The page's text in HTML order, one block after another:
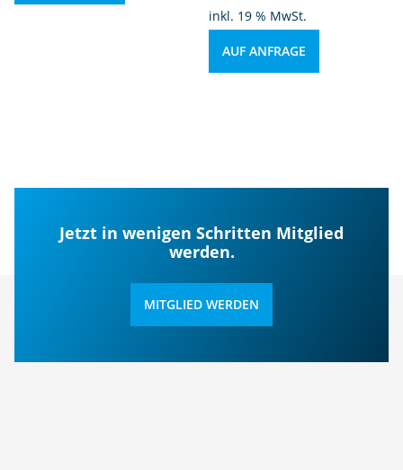
inkl. 19 % MwSt.
AUF ANFRAGE
Jetzt in wenigen Schritten Mitglied
werden.
MITGLIED WERDEN